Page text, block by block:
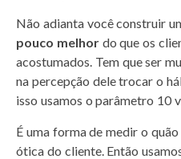
Não adianta você construir
pouco melhor do que os
acostumados. Tem que ser
na percepção dele trocar o
isso usamos o parâmetro 10
É uma forma de medir o
ótica do cliente. Então